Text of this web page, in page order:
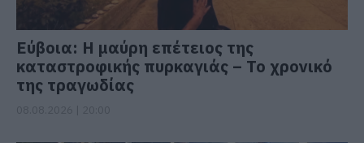
Εύβοια: Η μαύρη επέτειος της
καταστροφικής πυρκαγιάς – Το χρονικό
της τραγωδίας